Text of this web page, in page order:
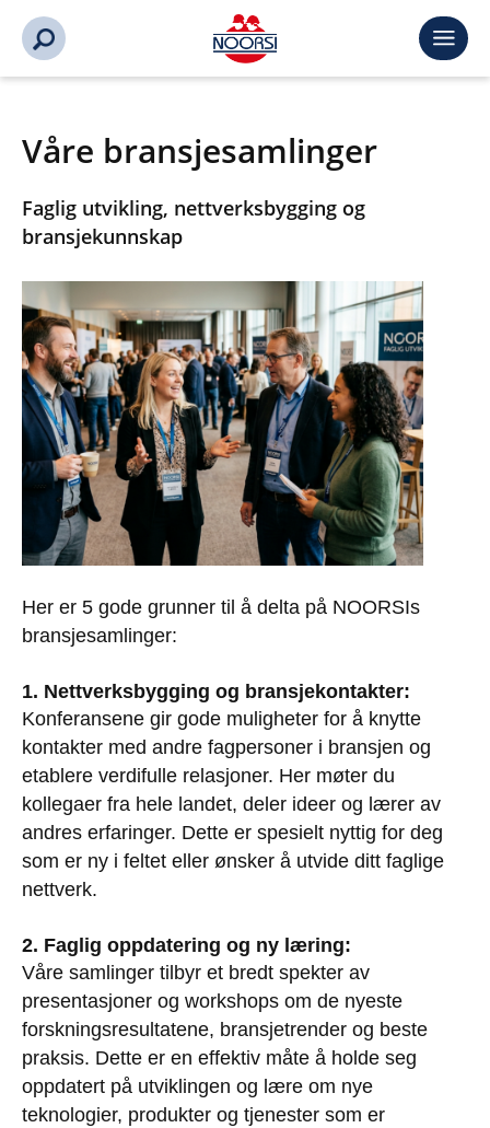
Våre bransjesamlinger
Faglig utvikling, nettverksbygging og
bransjekunnskap
Her er 5 gode grunner til å delta på NOORSIs
bransjesamlinger:
1. Nettverksbygging og bransjekontakter:
Konferansene gir gode muligheter for å knytte
kontakter med andre fagpersoner i bransjen og
etablere verdifulle relasjoner. Her møter du
kollegaer fra hele landet, deler ideer og lærer av
andres erfaringer. Dette er spesielt nyttig for deg
som er ny i feltet eller ønsker å utvide ditt faglige
nettverk.
2. Faglig oppdatering og ny læring:
Våre samlinger tilbyr et bredt spekter av
presentasjoner og workshops om de nyeste
forskningsresultatene, bransjetrender og beste
praksis. Dette er en effektiv måte å holde seg
oppdatert på utviklingen og lære om nye
teknologier, produkter og tjenester som er